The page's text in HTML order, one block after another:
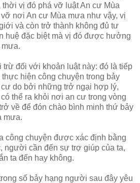
thời vị đó phá vỡ luật An cư Mùa
nơi An cư Mùa mưa như vậy, vị
và còn trở thành không đủ tư
huệ đặc biệt mà vị đó được hưởng
mưa.
trừ đối với khoản luật này: đó là tiếp
hiện công chuyện trong bảy
do bởi những trở ngại hợp lý,
thể ra khỏi nơi an cư trong vòng
về để đón chào bình minh thứ bảy
mưa.
công chuyện được xác định bằng
người cần đến sự trợ giúp của ta,
ta đến hay không.
số bảy hạng người sau đây yêu